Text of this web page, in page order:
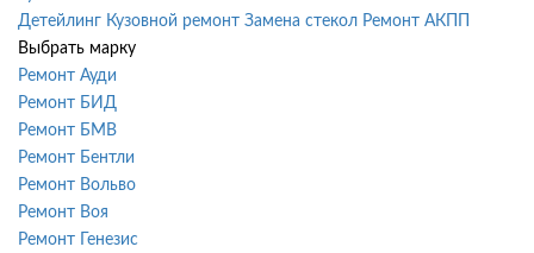
Детейлинг Кузовной ремонт Замена стекол Ремонт АКПП
Выбрать марку
Ремонт Ауди
Ремонт БИД
Ремонт БМВ
Ремонт Бентли
Ремонт Вольво
Ремонт Воя
Ремонт Генезис